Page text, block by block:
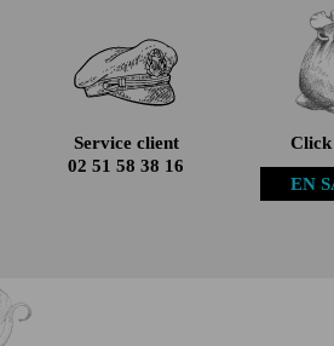
Service client
02 51 58 38 16
Click
EN